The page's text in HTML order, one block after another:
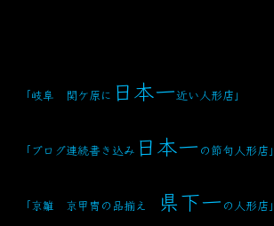
「岐阜 関ケ原に 日本一近い人形店 」
「ブログ連続書き込み 日本一 の節句人形店」
「京雛 京甲冑の品揃え 県下一 の人形店」